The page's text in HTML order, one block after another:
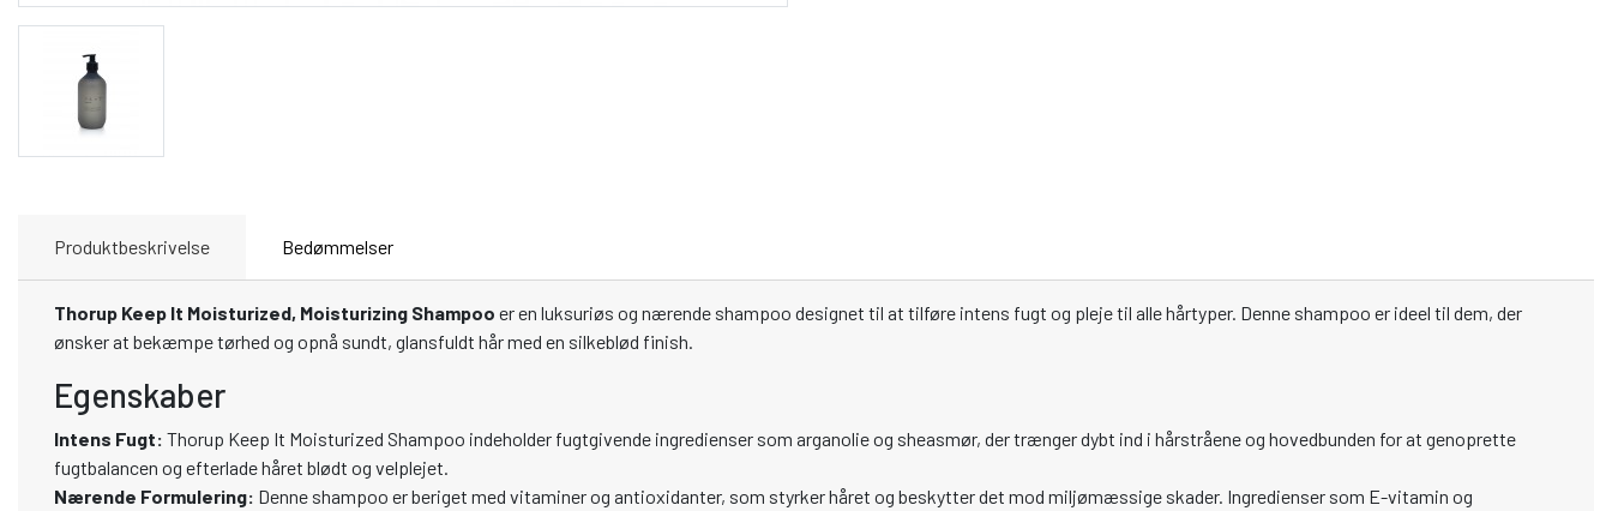
Produktbeskrivelse Bedømmelser
Thorup Keep It Moisturized, Moisturizing Shampoo er en luksuriøs og nærende shampoo designet til at tilføre intens fugt og pleje til alle hårtyper. Denne shampoo er ideel til dem, der
ønsker at bekæmpe tørhed og opnå sundt, glansfuldt hår med en silkeblød finish.
Egenskaber
Intens Fugt: Thorup Keep It Moisturized Shampoo indeholder fugtgivende ingredienser som arganolie og sheasmør, der trænger dybt ind i hårstråene og hovedbunden for at genoprette
fugtbalancen og efterlade håret blødt og velplejet.
Nærende Formulering: Denne shampoo er beriget med vitaminer og antioxidanter, som styrker håret og beskytter det mod miljømæssige skader. Ingredienser som E-vitamin og